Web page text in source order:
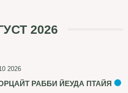
2026
2026
РАББИ ЙЕУДА ПТАЙЯ